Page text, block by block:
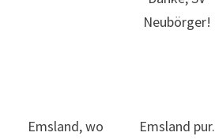
Neubörger!
Emsland, wo
Emsland pur.